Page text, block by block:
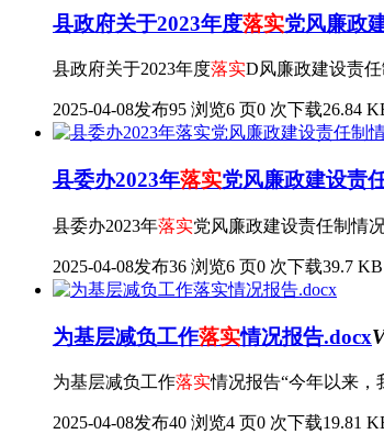
县政府关于2023年度落实党风廉政
县政府关于2023年度落实D风廉政建设责
2025-04-08发布95 浏览6 页0 次下载26.84
县委办2023年落实党风廉政建设责
县委办2023年落实党风廉政建设责任制情
2025-04-08发布36 浏览6 页0 次下载39.7 KB
为基层减负工作落实情况报告.docx
为基层减负工作落实情况报告“今年以来，
2025-04-08发布40 浏览4 页0 次下载19.81